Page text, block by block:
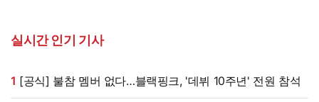
실시간 인기 기사
1 [공식] 불참 멤버 없다…블랙핑크, '데뷔 10주년' 전원 참석